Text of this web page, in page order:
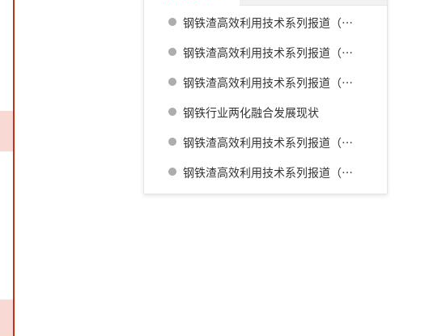
钢铁渣高效利用技术系列报道（一） 室兰钢铁厂用钢渣骨料配制重混凝土的研究
钢铁渣高效利用技术系列报道（二） 鹿岛钢铁厂钢铁渣利用技术的开发
钢铁渣高效利用技术系列报道（五） 八幡厂钢铁渣的利用
钢铁行业两化融合发展现状
钢铁渣高效利用技术系列报道（三） 名古屋厂铁水预处理炉渣肥料化的开发
钢铁渣高效利用技术系列报道（四） 广畑厂灰石材生产利用技术的开发